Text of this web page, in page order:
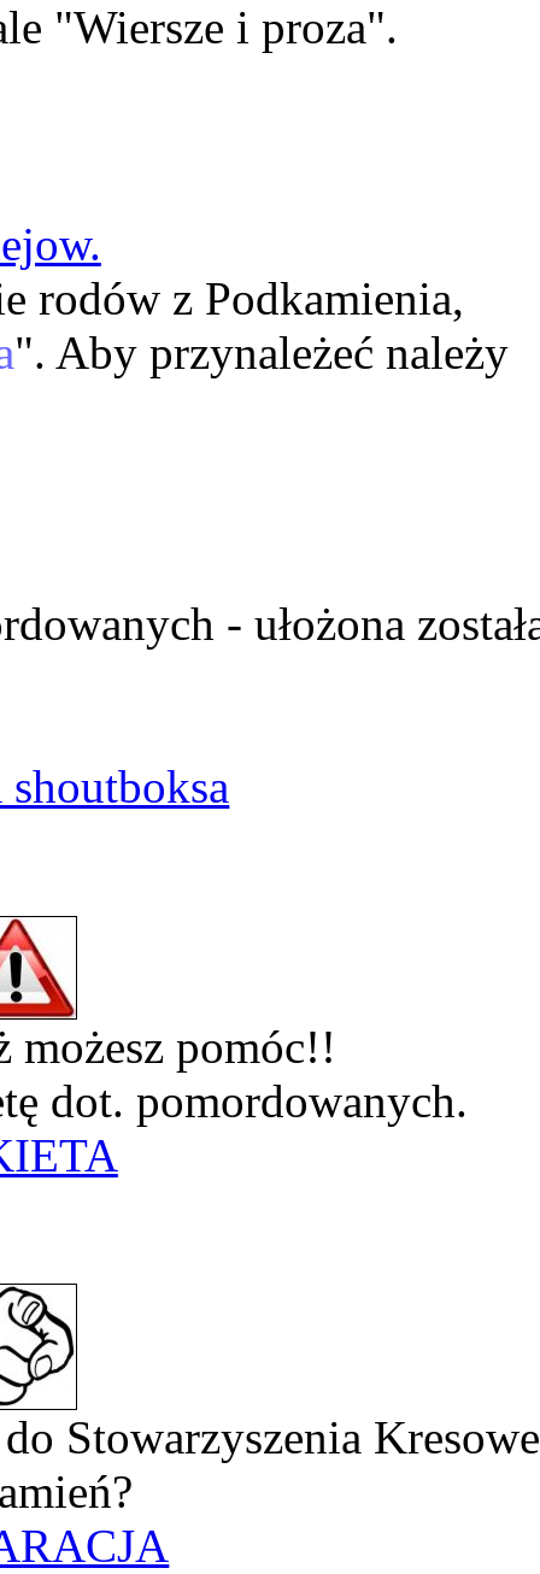
"Wiersze i proza".
rodów z Podkamienia,
". Aby przynależeć należy
- ułożona
możesz pomóc!!
dot. pomordowanych.
Stowarzyszenia